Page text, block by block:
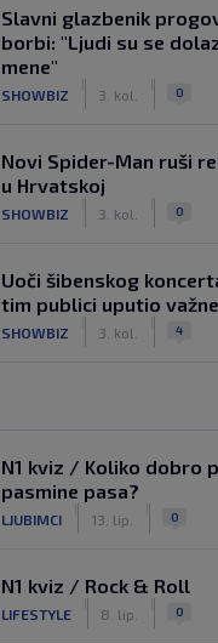
Slavni glazbenik
borbi: "Ljudi su se
mene"
SHOWBIZ 3. kol. 0
Novi Spider-Man ruši
u Hrvatskoj
SHOWBIZ 3. kol. 0
Uoči šibenskog
tim publici uputio
SHOWBIZ 3. kol. 4
N1 kviz / Koliko dobro
pasmine pasa?
LJUBIMCI 13. lip. 0
N1 kviz / Rock & Roll
LIFESTYLE 8. lip. 0